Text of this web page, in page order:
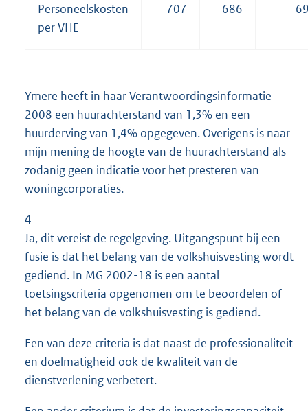
Personeelskosten
per VHE
707 686
Ymere heeft in haar Verantwoordingsinformatie
2008 een huurachterstand van 1,3% en een
huurderving van 1,4% opgegeven. Overigens is naar
mijn mening de hoogte van de huurachterstand als
zodanig geen indicatie voor het presteren van
woningcorporaties.
4
Ja, dit vereist de regelgeving. Uitgangspunt bij een
fusie is dat het belang van de volkshuisvesting wordt
gediend. In MG 2002-18 is een aantal
toetsingscriteria opgenomen om te beoordelen of
het belang van de volkshuisvesting is gediend.
Een van deze criteria is dat naast de professionaliteit
en doelmatigheid ook de kwaliteit van de
dienstverlening verbetert.